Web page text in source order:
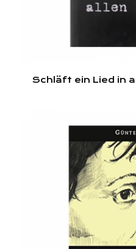
Schläft ein Lied in